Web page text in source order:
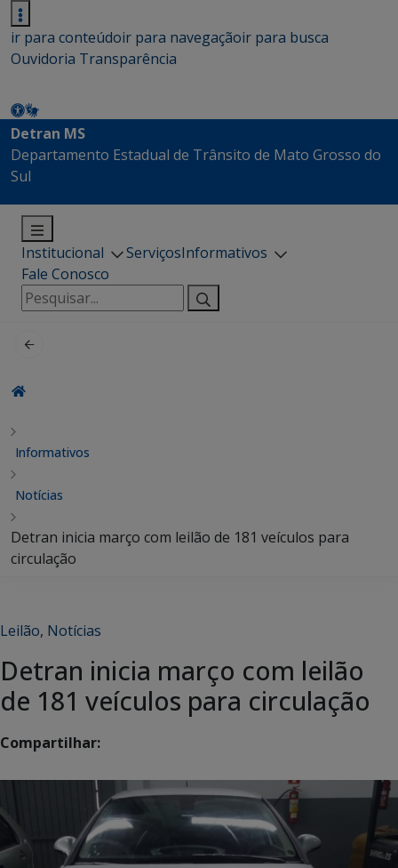
ir para conteúdoir para navegaçãoir para busca
Ouvidoria Transparência
Detran MS
Departamento Estadual de Trânsito de Mato Grosso do
Sul
Institucional ServiçosInformativos
Fale Conosco
Pesquisar
por:
Informativos
Notícias
Detran inicia março com leilão de 181 veículos para
circulação
Leilão, Notícias
Detran inicia março com leilão
de 181 veículos para circulação
Compartilhar: